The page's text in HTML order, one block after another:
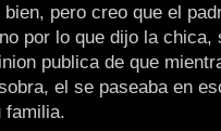
pero creo que el
por lo que dijo la chica,
publica de que
el se paseaba en
familia.